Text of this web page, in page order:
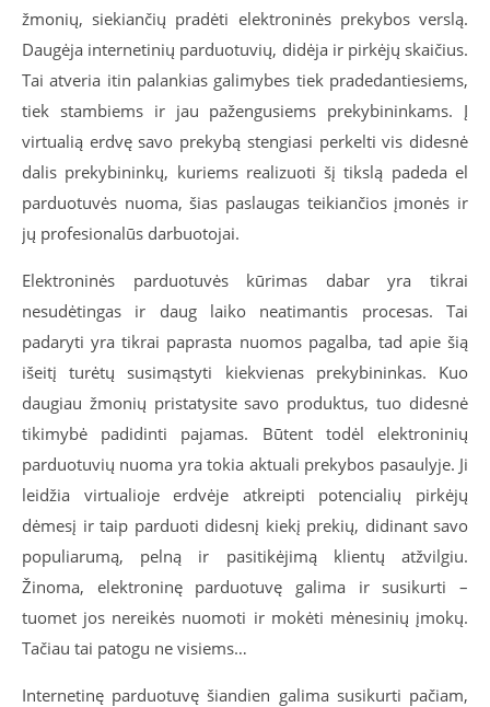
žmonių, siekiančių pradėti elektroninės prekybos verslą.
Daugėja internetinių parduotuvių, didėja ir pirkėjų skaičius.
Tai atveria itin palankias galimybes tiek pradedantiesiems,
tiek stambiems ir jau pažengusiems prekybininkams. Į
virtualią erdvę savo prekybą stengiasi perkelti vis didesnė
dalis prekybininkų, kuriems realizuoti šį tikslą padeda el
parduotuvės nuoma, šias paslaugas teikiančios įmonės ir
jų profesionalūs darbuotojai.
Elektroninės parduotuvės kūrimas dabar yra tikrai
nesudėtingas ir daug laiko neatimantis procesas. Tai
padaryti yra tikrai paprasta nuomos pagalba, tad apie šią
išeitį turėtų susimąstyti kiekvienas prekybininkas. Kuo
daugiau žmonių pristatysite savo produktus, tuo didesnė
tikimybė padidinti pajamas. Būtent todėl elektroninių
parduotuvių nuoma yra tokia aktuali prekybos pasaulyje. Ji
leidžia virtualioje erdvėje atkreipti potencialių pirkėjų
dėmesį ir taip parduoti didesnį kiekį prekių, didinant savo
populiarumą, pelną ir pasitikėjimą klientų atžvilgiu.
Žinoma, elektroninę parduotuvę galima ir susikurti –
tuomet jos nereikės nuomoti ir mokėti mėnesinių įmokų.
Tačiau tai patogu ne visiems…
Internetinę parduotuvę šiandien galima susikurti pačiam,